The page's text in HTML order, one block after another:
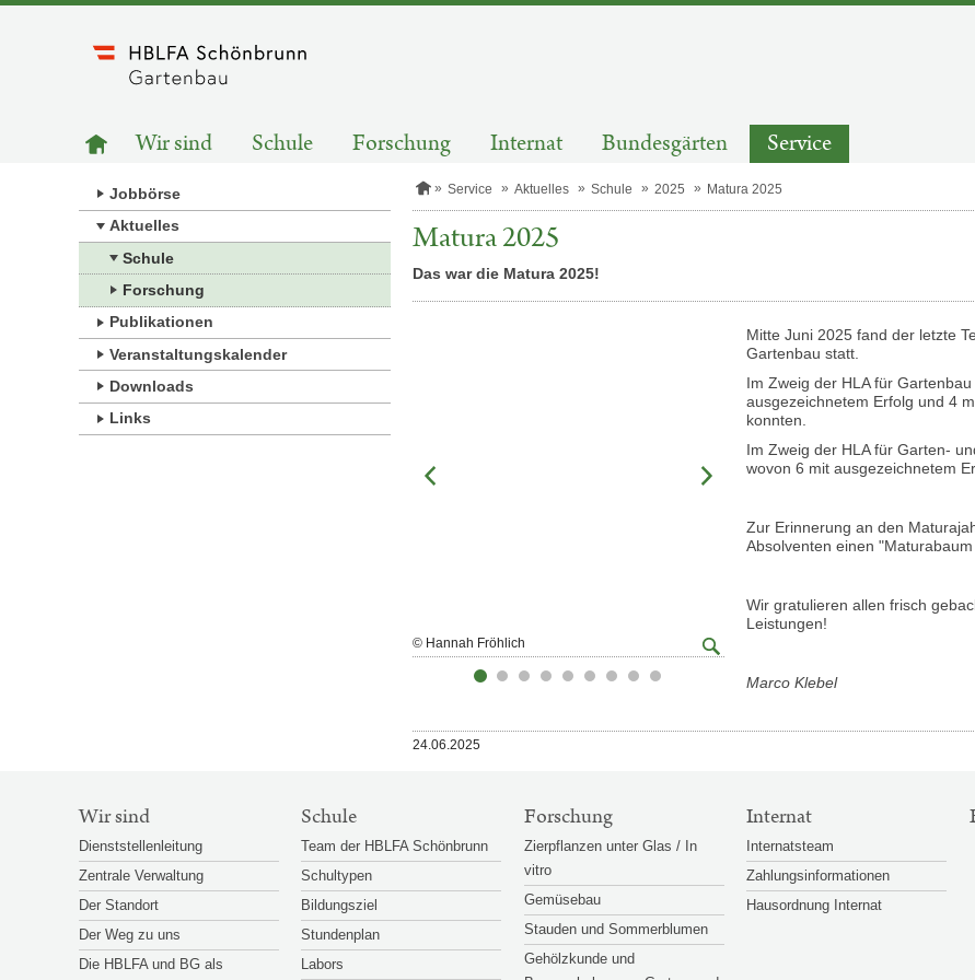
HAUPTNAVIGATION
Zur
Startseite
Wir sind Schule Forschung Internat Bundesgärten Service
Jobbörse
Aktuelles
Schule
Forschung
Publikationen
Veranstaltungskalender
Downloads
Links
S
r
s
Service Aktuelles Schule 2025 Matura 2025
Matura 2025
Das war die Matura 2025!
Großansicht© Hannah Fröhlich
Großansicht
öffnen
Mitte Juni 2025 fand der letzte
Gartenbau statt.
Im Zweig der HLA für
ausgezeichnetem Erfolg und 4
konnten.
Im Zweig der HLA für Garten-
wovon 6 mit ausgezeichnetem
Zur Erinnerung an den
Absolventen einen
Wir gratulieren allen frisch
Leistungen!
Marco Klebel
Veröffentlicht
24.06.2025
SITEMAP-
NAVIGATION
Wir sind
Dienststellenleitung
Zentrale Verwaltung
Der Standort
Der Weg zu uns
Die HBLFA und BG als
Schule
Team der HBLFA Schönbrunn
Schultypen
Bildungsziel
Stundenplan
Labors
Forschung
Zierpflanzen unter Glas / In
vitro
Gemüsebau
Stauden und Sommerblumen
Gehölzkunde und
Internat
Internatsteam
Zahlungsinformationen
Hausordnung Internat